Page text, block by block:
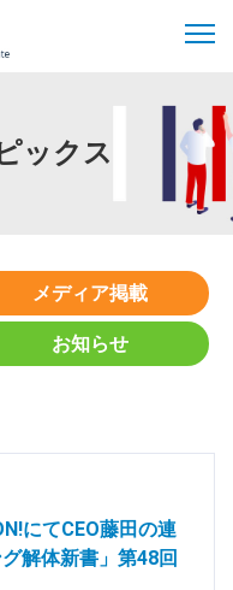
ックス
メディア掲載
お知らせ
にてCEO藤田の連
解体新書」第48回